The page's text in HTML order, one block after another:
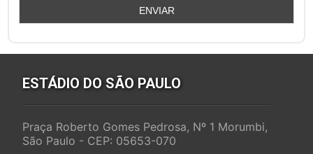
ESTÁDIO DO SÃO PAULO
Praça Roberto Gomes Pedrosa, Nº 1 Morumbi,
São Paulo - CEP: 05653-070